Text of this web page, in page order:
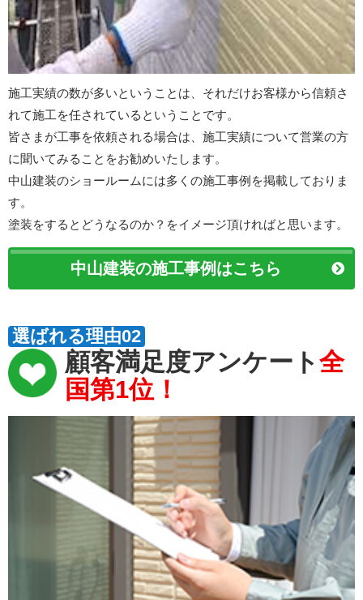
施工実績の数が多いということは、それだけお客様から信頼さ
れて施工を任されているということです。
皆さまが工事を依頼される場合は、施工実績について営業の方
に聞いてみることをお勧めいたします。
中山建装のショールームには多くの施工事例を掲載しておりま
す。
塗装をするとどうなるのか？をイメージ頂ければと思います。
中山建装の施工事例はこちら
顧客満足度アンケート 全
国第1位！
選ばれる理由02